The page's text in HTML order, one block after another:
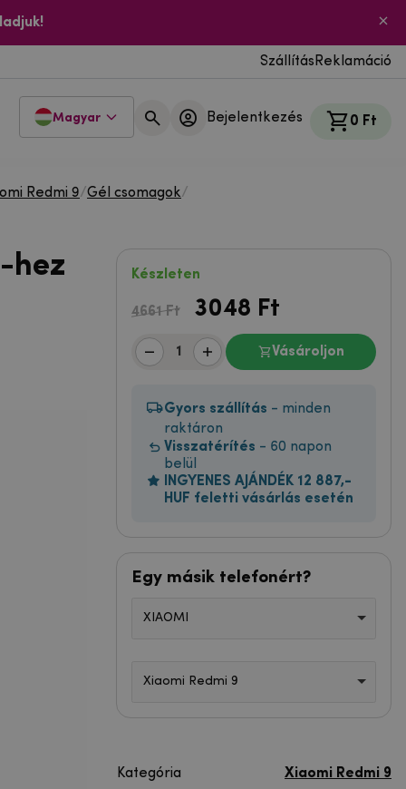
Szállítás Reklamáció
Magyar Bejelentkezés 0 Ft
Redmi 9/Gél csomagok/
hez Készleten
4661 Ft 3048 Ft
Vásároljon
Gyors szállítás - minden
raktáron
Visszatérítés - 60 napon
belül
INGYENES AJÁNDÉK 12 887,-
HUF feletti vásárlás esetén
Egy másik telefonért?
XIAOMI
Xiaomi Redmi 9
Kategória
Xiaomi Redmi 9